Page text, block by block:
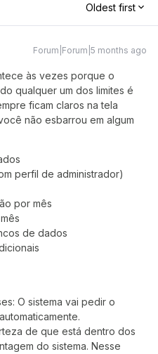
Oldest first
Forum|Forum|5 months ago
às vezes porque o
qualquer um dos limites é
ficam claros na tela
não esbarrou em algum
perfil de administrador)
por mês
de dados
O sistema vai pedir o
de que está dentro dos
do sistema. Nesse